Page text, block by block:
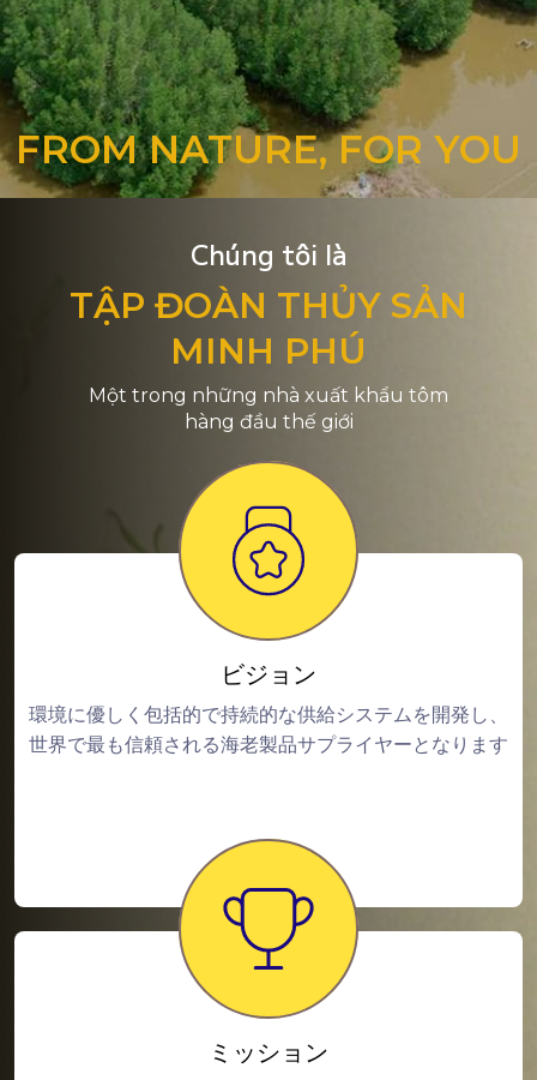
FROM NATURE, FOR YOU
Chúng tôi là
TẬP ĐOÀN THỦY SẢN
MINH PHÚ
Một trong những nhà xuất khẩu tôm
hàng đầu thế giới
ビジョン
環境に優しく包括的で持続的な供給システムを開発し、
世界で最も信頼される海老製品サプライヤーとなります
ミッション